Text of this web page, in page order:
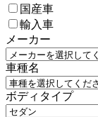
国産車
輸入車
メーカー
車種名
ボディタイプ